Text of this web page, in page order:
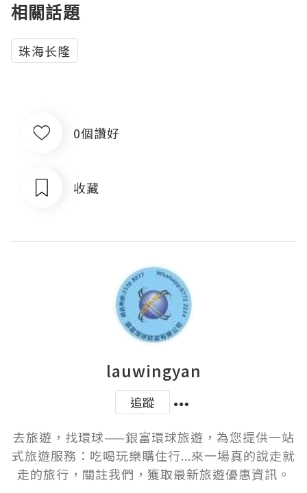
相關話題
珠海长隆
0個讚好
收藏
lauwingyan
追蹤
去旅遊，找環球——銀富環球旅遊，為您提供一站
式旅遊服務：吃喝玩樂購住行...來一場真的說走就
走的旅行，關註我們，獲取最新旅遊優惠資訊。